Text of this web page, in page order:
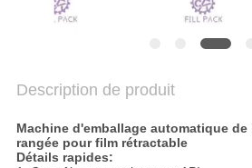
Description de produit
Machine d'emballage automatique
rangée pour film rétractable
Détails rapides: